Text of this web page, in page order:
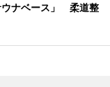
ウナベース」 柔道整